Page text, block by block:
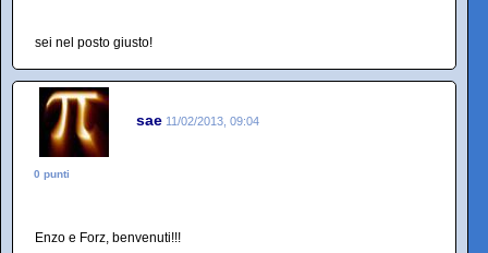
sei nel posto giusto!
sae 11/02/2013, 09:04
0 punti
Enzo e Forz, benvenuti!!!